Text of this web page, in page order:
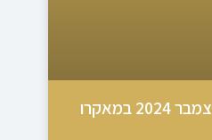
סקירה חודשית: דצמבר 2024 במאקרו